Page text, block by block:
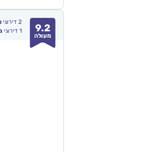
9.2
מעולה
2 דירוגי
1 דירוגי